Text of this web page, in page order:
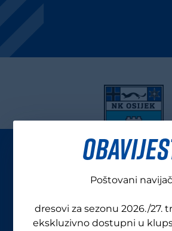
Poštovani
dresovi za sezonu 2026./27.
ekskluzivno dostupni u